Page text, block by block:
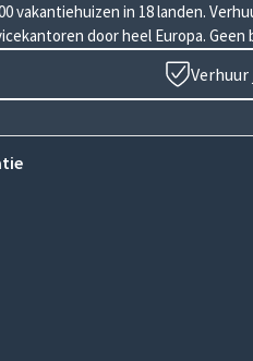
vakantiehuizen in 18 landen.
door heel Europa.